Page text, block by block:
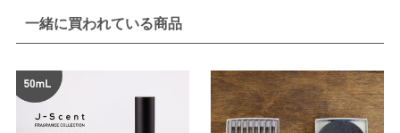
一緒に買われている商品